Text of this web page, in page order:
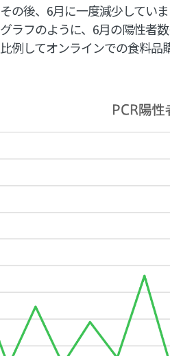
その後、6月に一度減少してい
グラフのように、6月の陽性者
比例してオンラインでの食料品